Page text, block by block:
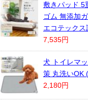
敷きパッド 5
ゴム 無添加
エコテックス
7,535円
犬 トイレマ
策 丸洗いOK
2,180円